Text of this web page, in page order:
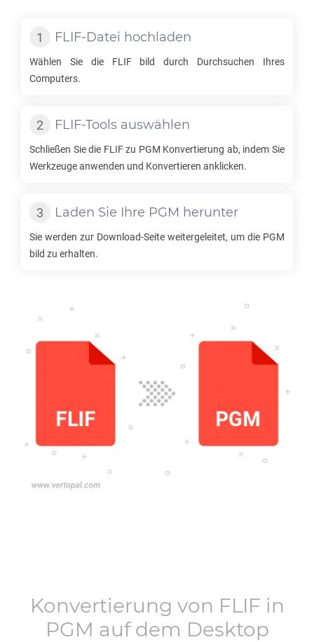
FLIF-Datei hochladen
Wählen Sie die FLIFbild durch Durchsuchen Ihres
Computers.
FLIF-Tools auswählen
Schließen Sie die FLIFzu PGM Konvertierung ab, indem Sie
Werkzeuge anwenden und Konvertieren anklicken.
Laden Sie Ihre PGM herunter
Sie werden zur Download-Seite weitergeleitet, um die PGM
bild zu erhalten.
Konvertierung von FLIF in
PGM auf dem Desktop